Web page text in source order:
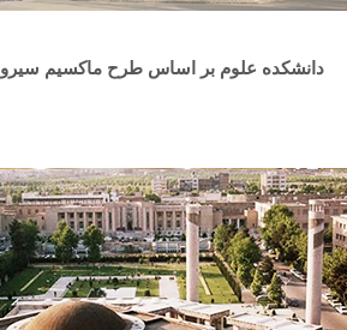
دانشکده علوم بر اساس طرح ماکسیم سیرو